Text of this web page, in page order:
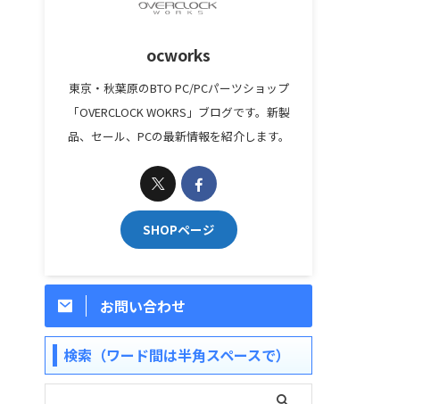
ocworks
東京・秋葉原のBTO PC/PCパーツショップ
「OVERCLOCK WOKRS」ブログです。新製
品、セール、PCの最新情報を紹介します。
SHOPページ
お問い合わせ
検索（ワード間は半角スペースで）